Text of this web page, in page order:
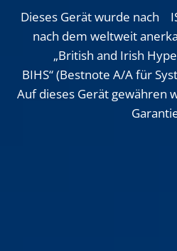
Dieses Gerät wurde nach
nach dem weltweit
„British and Irish
BIHS“ (Bestnote A/A für
Auf dieses Gerät gewähren